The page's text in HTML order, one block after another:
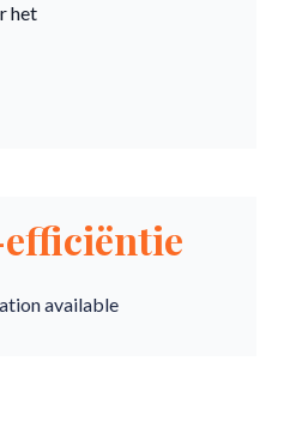
het
available